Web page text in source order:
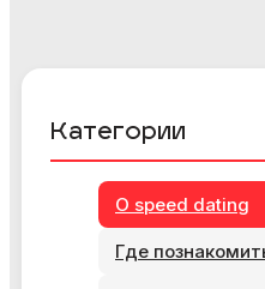
Категории
О speed dating
Где